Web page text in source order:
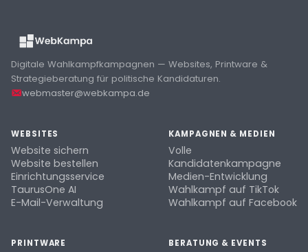
Digitale Wahlkampfkampagnen — Websites, Printware &
Strategieberatung für politische Kandidaturen.
webmaster@webkampa.de
WEBSITES
Website sichern
Website bestellen
Einrichtungsservice
TaurusOne AI
E-Mail-Verwaltung
KAMPAGNEN & MEDIEN
Volle
Kandidatenkampagne
Medien-Entwicklung
Wahlkampf auf TikTok
Wahlkampf auf Facebook
PRINTWARE BERATUNG & EVENTS